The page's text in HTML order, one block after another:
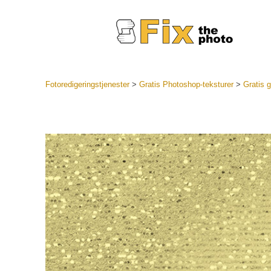
LR
samlinger
Beste
Mobile
Fotoredigeringstjenester> Gratis Photoshop-teksturer> Gratis